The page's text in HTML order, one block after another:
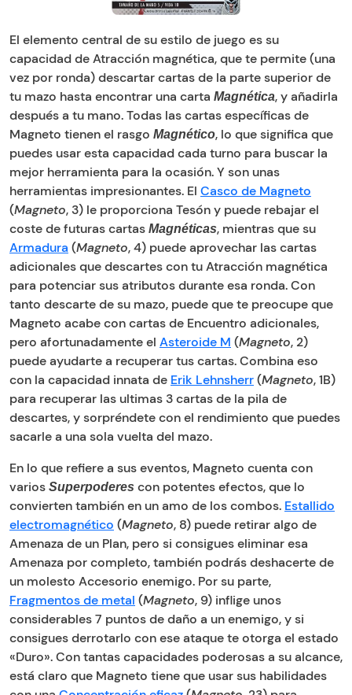
El elemento central de su estilo de juego es su
capacidad de Atracción magnética, que te permite (una
vez por ronda) descartar cartas de la parte superior de
tu mazo hasta encontrar una carta Magnética, y añadirla
después a tu mano. Todas las cartas específicas de
Magneto tienen el rasgo Magnético, lo que significa que
puedes usar esta capacidad cada turno para buscar la
mejor herramienta para la ocasión. Y son unas
herramientas impresionantes. El Casco de Magneto
(Magneto, 3) le proporciona Tesón y puede rebajar el
coste de futuras cartas Magnéticas, mientras que su
Armadura (Magneto, 4) puede aprovechar las cartas
adicionales que descartes con tu Atracción magnética
para potenciar sus atributos durante esa ronda. Con
tanto descarte de su mazo, puede que te preocupe que
Magneto acabe con cartas de Encuentro adicionales,
pero afortunadamente el Asteroide M (Magneto, 2)
puede ayudarte a recuperar tus cartas. Combina eso
con la capacidad innata de Erik Lehnsherr(Magneto, 1B)
para recuperar las ultimas 3 cartas de la pila de
descartes, y sorpréndete con el rendimiento que puedes
sacarle a una sola vuelta del mazo.
En lo que refiere a sus eventos, Magneto cuenta con
varios Superpoderes con potentes efectos, que lo
convierten también en un amo de los combos. Estallido
electromagnético (Magneto, 8) puede retirar algo de
Amenaza de un Plan, pero si consigues eliminar esa
Amenaza por completo, también podrás deshacerte de
un molesto Accesorio enemigo. Por su parte,
Fragmentos de metal (Magneto, 9) inflige unos
considerables 7 puntos de daño a un enemigo, y si
consigues derrotarlo con ese ataque te otorga el estado
«Duro». Con tantas capacidades poderosas a su alcance,
está claro que Magneto tiene que usar sus habilidades